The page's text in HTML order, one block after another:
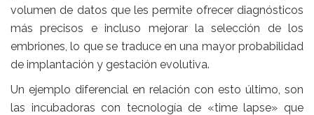
volumen de datos que les permite ofrecer diagnósticos
más precisos e incluso mejorar la selección de los
embriones, lo que se traduce en una mayor probabilidad
de implantación y gestación evolutiva.
Un ejemplo diferencial en relación con esto último, son
las incubadoras con tecnología de «time lapse» que